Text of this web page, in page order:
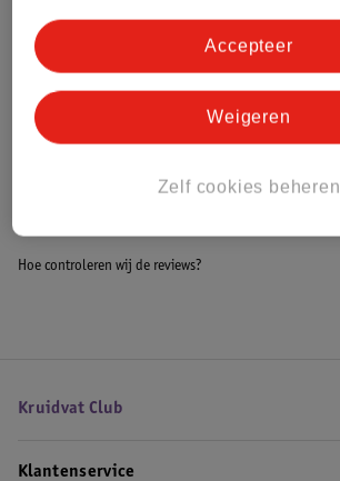
Bestel & Bezorginformatie
Hoe controleren wij de reviews?
Kruidvat Club
Klantenservice
Zelf cookies beheren
Weigeren
Accepteer